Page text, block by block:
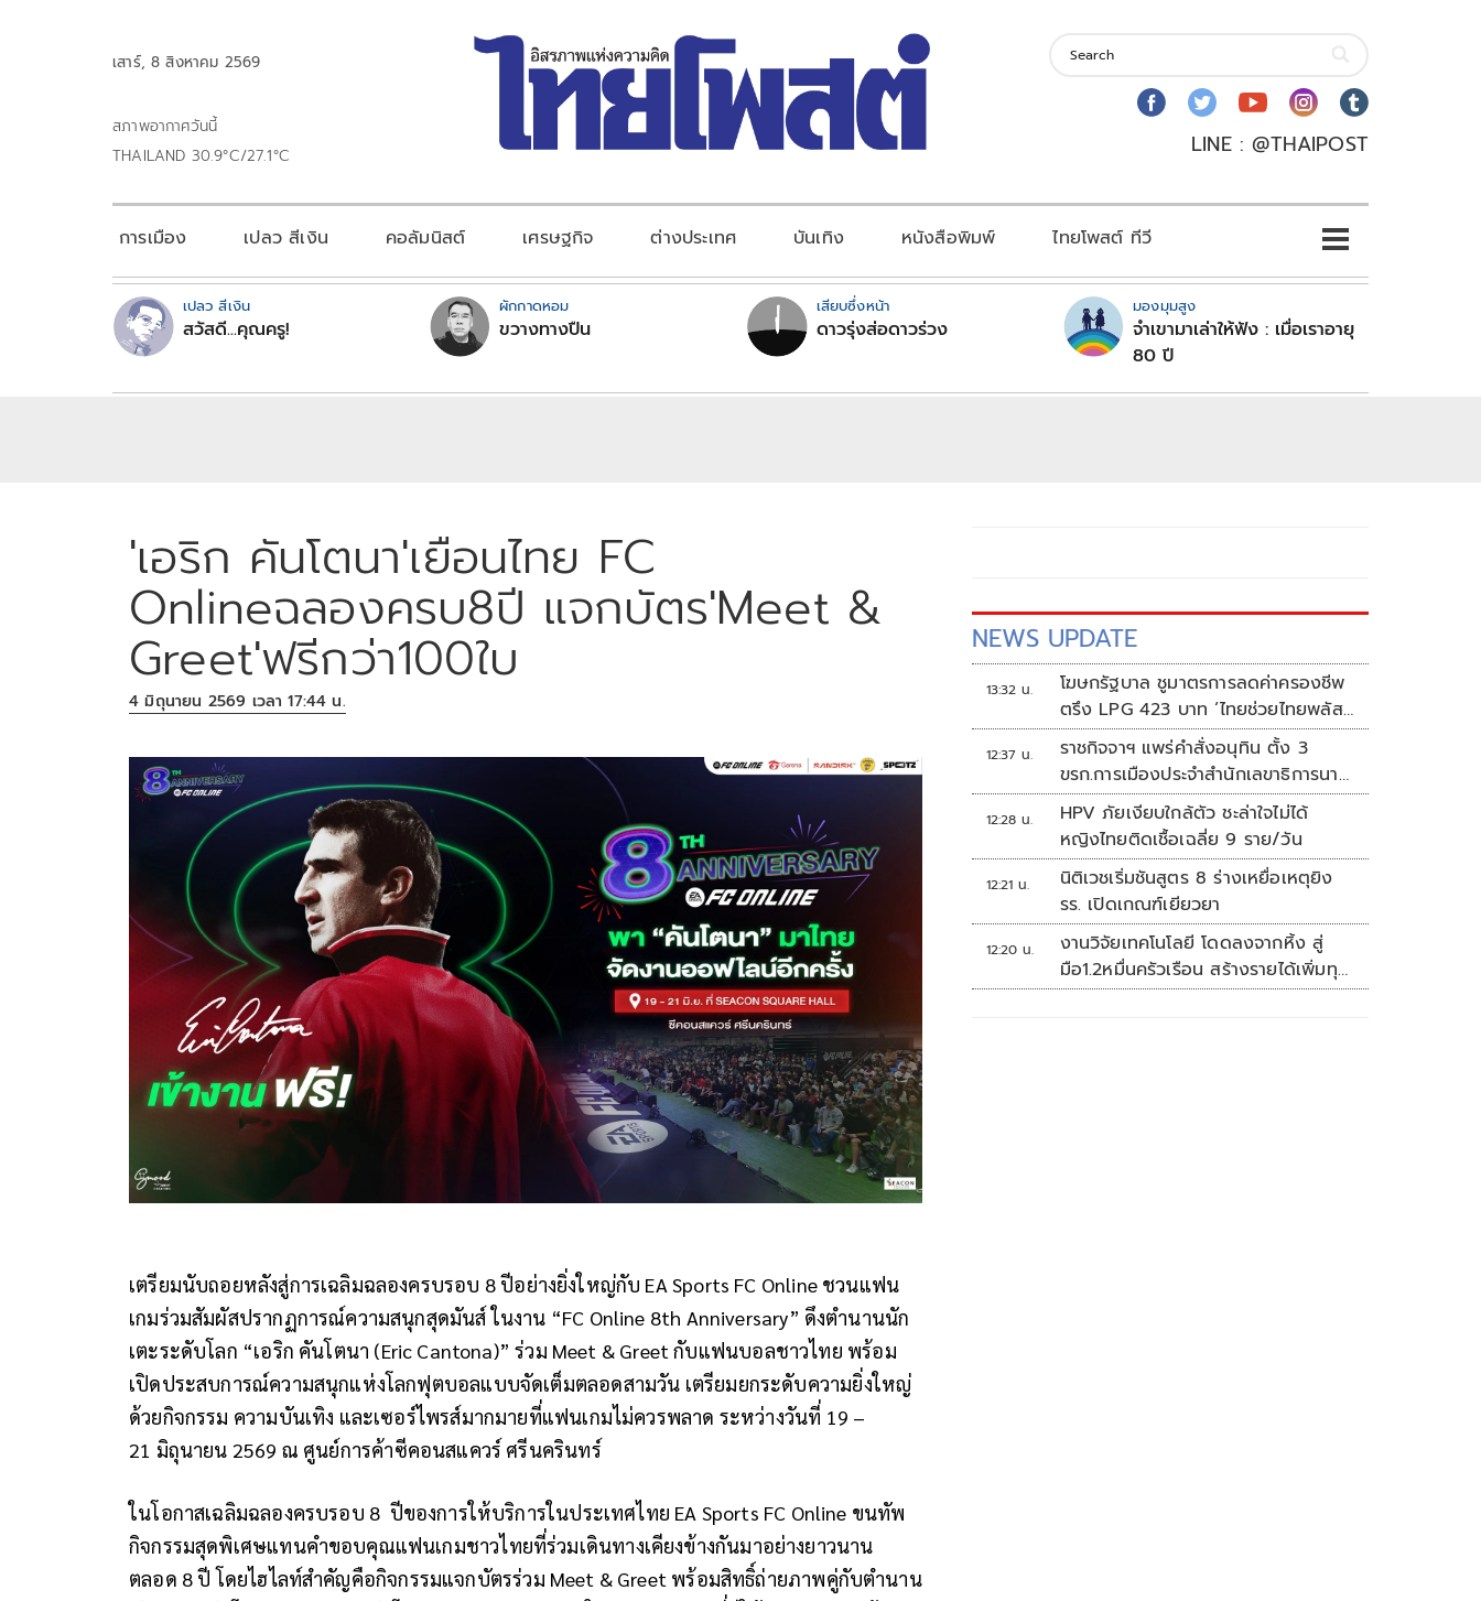
เสาร์, 8 สิงหาคม 2569
สภาพอากาศวันนี้
THAILAND 30.9°C/27.1°C
LINE : @THAIPOST
การเมือง เปลว สีเงิน คอลัมนิสต์ เศรษฐกิจ ต่างประเทศ บันเทิง หนังสือพิมพ์ ไทยโพสต์ ทีวี
เปลว สีเงิน
สวัสดี...คุณครู!
ผักกาดหอม
ขวางทางปืน
เสียบซึ่งหน้า
ดาวรุ่งส่อดาวร่วง
มองมุมสูง
จำเขามาเล่าให้ฟัง : เมื่อเราอายุ
80 ปี
'เอริก คันโตนา'เยือนไทย FC
Onlineฉลองครบ8ปี แจกบัตร'Meet &
Greet'ฟรีกว่า100ใบ
4 มิถุนายน 2569 เวลา 17:44 น.
เตรียมนับถอยหลังสู่การเฉลิมฉลองครบรอบ 8ปีอย่างยิ่งใหญ่กับ EA Sports FC Online ชวนแฟน
เกมร่วมสัมผัสปรากฏการณ์ความสนุกสุดมันส์ ในงาน “FC Online 8th Anniversary” ดึงตำนานนัก
เตะระดับโลก “เอริก คันโตนา (Eric Cantona)”ร่วม Meet & Greetกับแฟนบอลชาวไทย พร้อม
เปิดประสบการณ์ความสนุกแห่งโลกฟุตบอลแบบจัดเต็มตลอดสามวัน เตรียมยกระดับความยิ่งใหญ่
ด้วยกิจกรรม ความบันเทิง และเซอร์ไพรส์มากมายที่แฟนเกมไม่ควรพลาด ระหว่างวันที่ 19 –
21 มิถุนายน 2569 ณ ศูนย์การค้าซีคอนสแควร์ ศรีนครินทร์
ในโอกาสเฉลิมฉลองครบรอบ 8 ปีของการให้บริการในประเทศไทย EA Sports FC Online ขนทัพ
กิจกรรมสุดพิเศษแทนคำขอบคุณแฟนเกมชาวไทยที่ร่วมเดินทางเคียงข้างกันมาอย่างยาวนาน
ตลอด 8ปี โดยไฮไลท์สำคัญคือกิจกรรมแจกบัตรร่วม Meet & Greet พร้อมสิทธิ์ถ่ายภาพคู่กับตำนาน
NEWS UPDATE
13:32 น.
โฆษกรัฐบาล ชูมาตรการลดค่าครองชีพ
ตรึง LPG 423 บาท ‘ไทยช่วยไทยพลัส’
ดันเงินหมุนแสนล้าน
12:37 น.
ราชกิจจาฯ แพร่คำสั่งอนุทิน ตั้ง 3
ขรก.การเมืองประจำสำนักเลขาธิการนา
ยกฯ
12:28 น.
HPV ภัยเงียบใกล้ตัว ชะล่าใจไม่ได้
หญิงไทยติดเชื้อเฉลี่ย 9 ราย/วัน
12:21 น.
นิติเวชเริ่มชันสูตร 8 ร่างเหยื่อเหตุยิง
รร. เปิดเกณฑ์เยียวยา
12:20 น.
งานวิจัยเทคโนโลยี โดดลงจากหิ้ง สู่
มือ1.2หมื่นครัวเรือน สร้างรายได้เพิ่มทุก
เดือน